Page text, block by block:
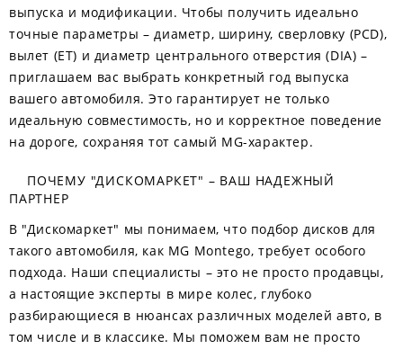
выпуска и модификации. Чтобы получить идеально
точные параметры – диаметр, ширину, сверловку (PCD),
вылет (ET) и диаметр центрального отверстия (DIA) –
приглашаем вас выбрать конкретный год выпуска
вашего автомобиля. Это гарантирует не только
идеальную совместимость, но и корректное поведение
на дороге, сохраняя тот самый MG-характер.
ПОЧЕМУ "ДИСКОМАРКЕТ" – ВАШ НАДЕЖНЫЙ
ПАРТНЕР
В "Дискомаркет" мы понимаем, что подбор дисков для
такого автомобиля, как MG Montego, требует особого
подхода. Наши специалисты – это не просто продавцы,
а настоящие эксперты в мире колес, глубоко
разбирающиеся в нюансах различных моделей авто, в
том числе и в классике. Мы поможем вам не просто